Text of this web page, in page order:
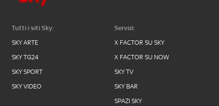
Tutti i siti Sky:
SKY ARTE
SKY TG24
SKY SPORT
SKY VIDEO
Servizi:
X FACTOR SU SKY
X FACTOR SU NOW
SKY TV
SKY BAR
SPAZI SKY